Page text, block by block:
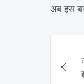
अब इस